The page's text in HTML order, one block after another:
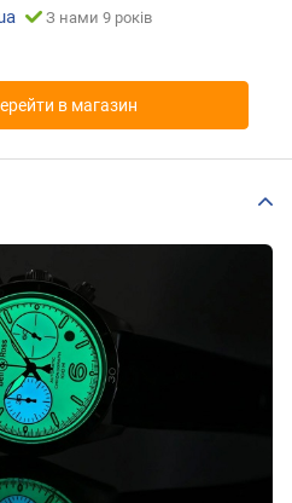
З нами 9 років
в магазин